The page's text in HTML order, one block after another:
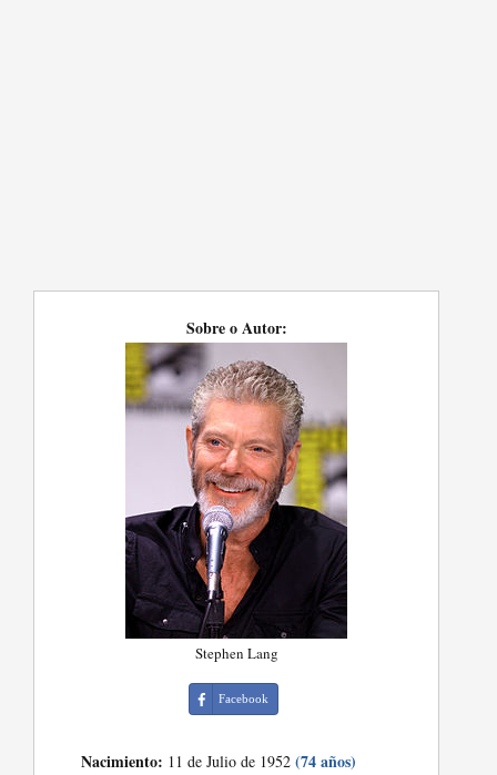
Sobre o Autor:
Stephen Lang
Facebook
Nacimiento: 11 de Julio de 1952(74 años)